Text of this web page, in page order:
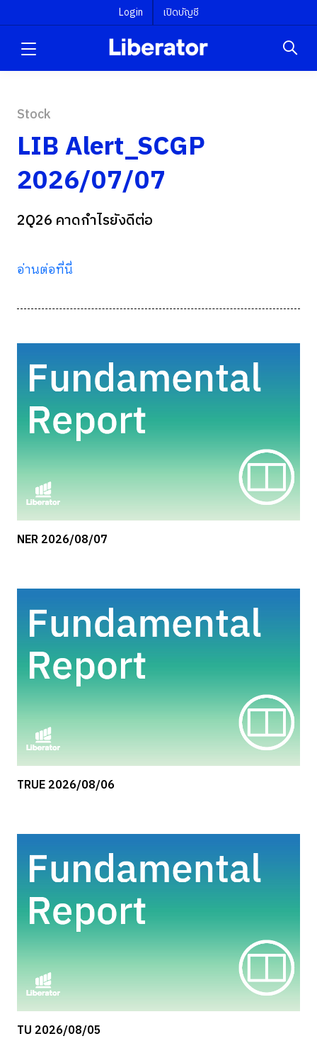
Login เปิดบัญชี
Stock
LIB Alert_SCGP
2026/07/07
2Q26 คาดกำไรยังดีต่อ
อ่านต่อที่นี่
NER 2026/08/07
TRUE 2026/08/06
TU 2026/08/05